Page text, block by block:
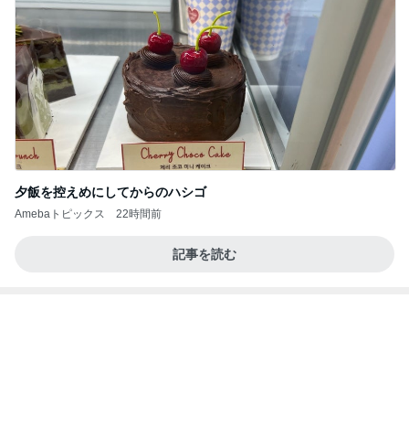
夕飯を控えめにしてからのハシゴ
Amebaトピックス 22時間前
記事を読む